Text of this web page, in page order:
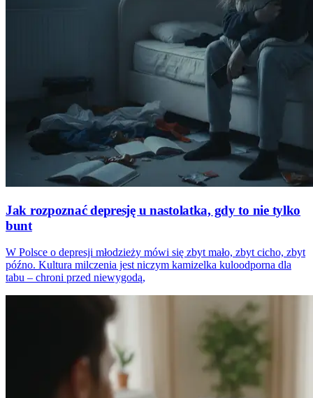
Jak rozpoznać depresję u nastolatka, gdy to nie tylko
bunt
W Polsce o depresji młodzieży mówi się zbyt mało, zbyt cicho, zbyt
późno. Kultura milczenia jest niczym kamizelka kuloodporna dla
tabu – chroni przed niewygodą,